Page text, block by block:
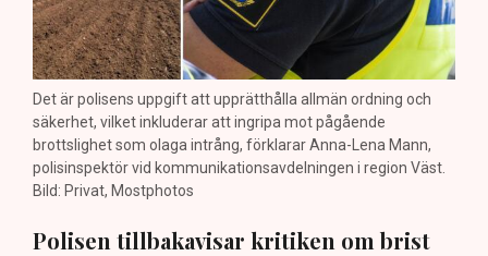
Det är polisens uppgift att upprätthålla allmän ordning och
säkerhet, vilket inkluderar att ingripa mot pågående
brottslighet som olaga intrång, förklarar Anna-Lena Mann,
polisinspektör vid kommunikationsavdelningen i region Väst.
Bild: Privat, Mostphotos
Polisen tillbakavisar kritiken om brist